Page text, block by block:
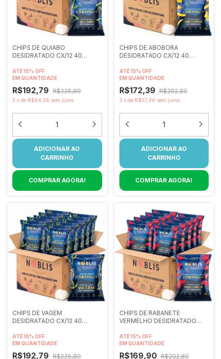
CHIPS DE QUIABO
DESIDRATADO CX/12 40
ATÉ 15% OFF
EM QUANTIDADE
R$192,79 R$226,80
3 x de R$64,26 sem juros
CHIPS DE ABOBORA
DESIDRATADO CX/12 40
ATÉ 15% OFF
EM QUANTIDADE
R$172,39 R$202,80
3 x de R$57,46 sem juros
CHIPS DE VAGEM
DESIDRATADO CX/12 40
ATÉ 15% OFF
EM QUANTIDADE
R$192,79 R$226,80
CHIPS DE RABANETE
VERMELHO DESIDRATADO
ATÉ 15% OFF
EM QUANTIDADE
R$169,90 R$202,80